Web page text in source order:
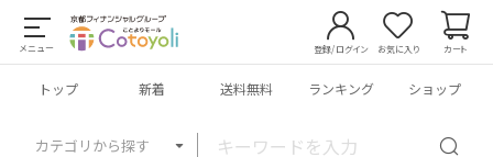
メニュー
カテゴリから探す
登録/ログイン お気に入り カート
トップ 新着 送料無料 ランキング ショップ